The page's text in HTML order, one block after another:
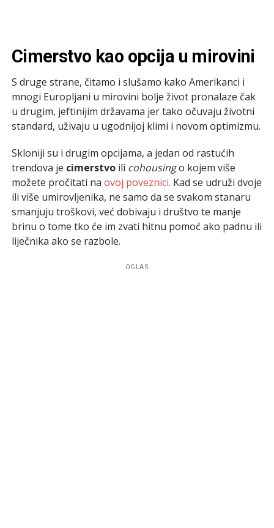
Cimerstvo kao opcija u mirovini
S druge strane, čitamo i slušamo kako Amerikanci i
mnogi Europljani u mirovini bolje život pronalaze čak
u drugim, jeftinijim državama jer tako očuvaju životni
standard, uživaju u ugodnijoj klimi i novom optimizmu.
Skloniji su i drugim opcijama, a jedan od rastućih
trendova je cimerstvoili cohousingo kojem više
možete pročitati na ovoj poveznici. Kad se udruži dvoje
ili više umirovljenika, ne samo da se svakom stanaru
smanjuju troškovi, već dobivaju i društvo te manje
brinu o tome tko će im zvati hitnu pomoć ako padnu ili
liječnika ako se razbole.
OGLAS